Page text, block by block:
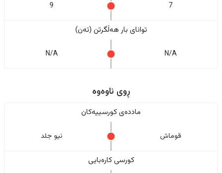
7
9
تواناى بار هەڵگرتن (تەن)
N/A
N/A
ڕوی ناوەوە
ماددەی کورسییەکان
قوماش نیو جلد
کورسی کارەبایی